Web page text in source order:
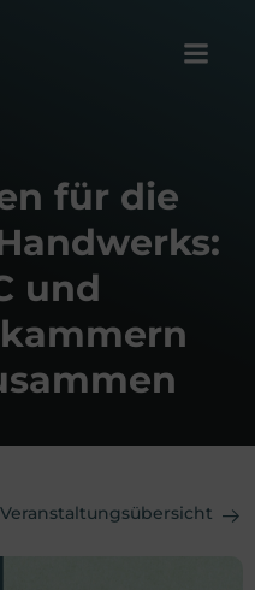
für die
und
Veranstaltungsübersicht